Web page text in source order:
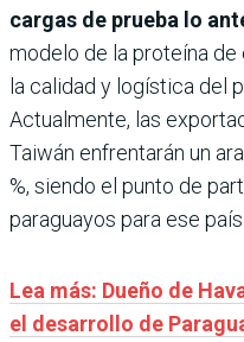
cargas de prueba lo
modelo de la proteína de
la calidad y logística del
Actualmente, las
Taiwán enfrentarán un
%, siendo el punto de
paraguayos para ese país.
Lea más: Dueño de
el desarrollo de